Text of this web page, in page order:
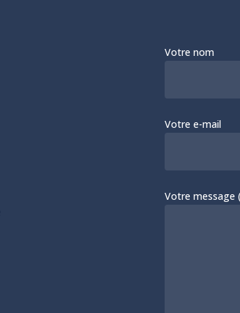
Votre nom
Votre e-mail
Votre message